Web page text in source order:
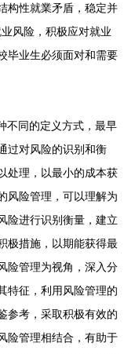
构性就業矛盾，稳定并
风险，积极应对就业
毕业生必须面对和需要
不同的定义方式，最早
过对风险的识别和衡
处理，以最小的成本获
风险管理，可以理解为
险进行识别衡量，建立
极措施，以期能获得最
险管理为视角，深入分
特征，利用风险管理的
参考，采取积极有效的
险管理相结合，有助于